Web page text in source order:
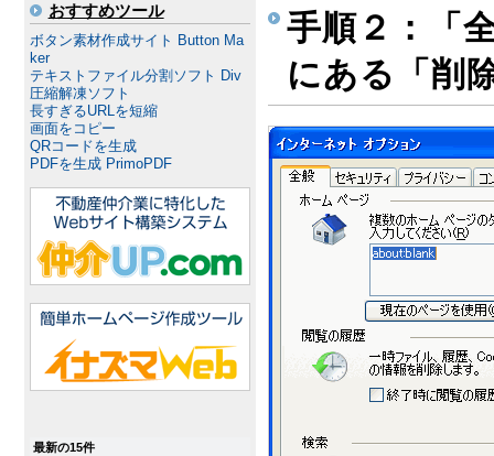
おすすめツール
ボタン素材作成サイト Button Ma
ker
テキストファイル分割ソフト Div
圧縮解凍ソフト
長すぎるURLを短縮
画面をコピー
QRコードを生成
PDFを生成 PrimoPDF
最新の15件
手順２：「
にある「削